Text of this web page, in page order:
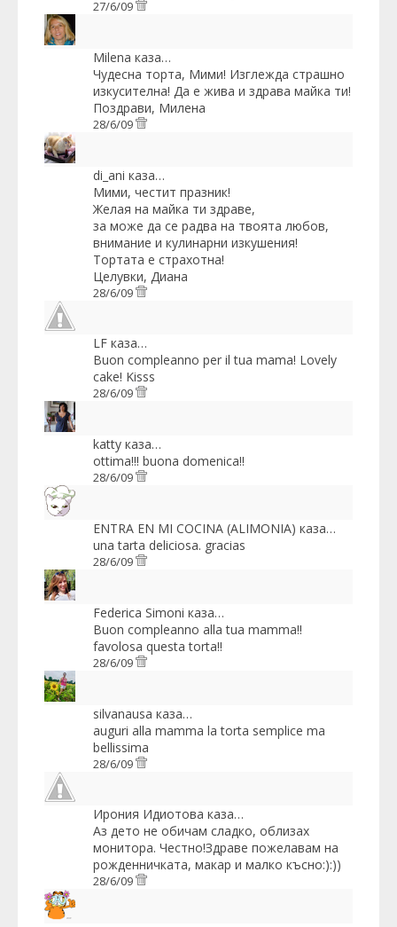
27/6/09
Milena каза…
Чудесна торта, Мими! Изглежда страшно
изкусителна! Да е жива и здрава майка ти!
Поздрави, Милена
28/6/09
di_ani каза…
Мими, честит празник!
Желая на майка ти здраве,
за може да се радва на твоята любов,
внимание и кулинарни изкушения!
Тортата е страхотна!
Целувки, Диана
28/6/09
LF каза…
Buon compleanno per il tua mama! Lovely
cake! Kisss
28/6/09
katty каза…
ottima!!! buona domenica!!
28/6/09
ENTRA EN MI COCINA (ALIMONIA) каза…
una tarta deliciosa. gracias
28/6/09
Federica Simoni каза…
Buon compleanno alla tua mamma!!
favolosa questa torta!!
28/6/09
silvanausa каза…
auguri alla mamma la torta semplice ma
bellissima
28/6/09
Ирония Идиотова каза…
Аз дето не обичам сладко, облизах
монитора. Честно!Здраве пожелавам на
рожденничката, макар и малко късно:):))
28/6/09